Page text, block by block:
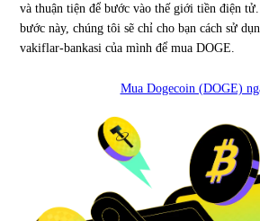
và thuận tiện để bước vào thế giới tiền điện
bước này, chúng tôi sẽ chỉ cho bạn cách sử
vakiflar-bankasi của mình để mua DOGE.
Mua Dogecoin (DOGE)